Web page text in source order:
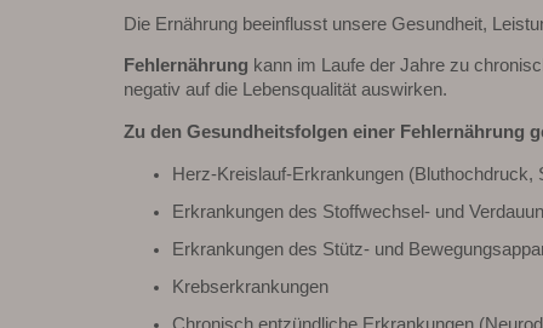
Die Ernährung beeinflusst unsere Gesundheit,
Fehlernährung kann im Laufe der Jahre zu
negativ auf die Lebensqualität auswirken.
Zu den Gesundheitsfolgen einer Fehlernährung
Herz-Kreislauf-Erkrankungen (Bluthochdruck,
Erkrankungen des Stoffwechsel- und
Erkrankungen des Stütz- und
Krebserkrankungen
Chronisch entzündliche Erkrankungen